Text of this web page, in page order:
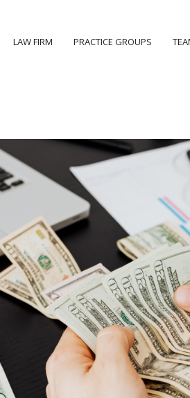
LAW FIRM PRACTICE GROUPS